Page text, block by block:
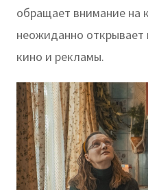
обращает внимание на
неожиданно
кино и рекламы.